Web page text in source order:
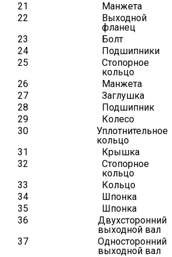
21
Манжета
22
Выходной
фланец
23
Болт
24
Подшипники
25
Стопорное
кольцо
26
Манжета
27
Заглушка
28
Подшипник
29
Колесо
30
Уплотнительное
кольцо
31
Крышка
32
Стопорное
кольцо
33
Кольцо
34
Шпонка
35
Шпонка
36
Двухсторонний
выходной вал
37
Односторонний
выходной вал